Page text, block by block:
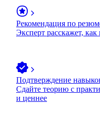
Рекомендация по
Эксперт расскажет,
Подтверждение
Сдайте теорию с
и ценнее